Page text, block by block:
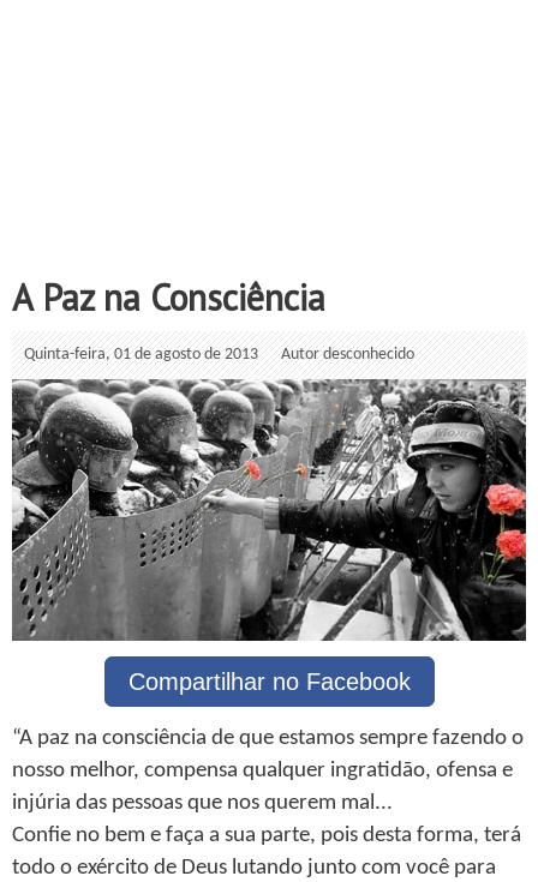
A Paz na Consciência
Quinta-feira, 01 de agosto de 2013 Autor desconhecido
Compartilhar no Facebook
“A paz na consciência de que estamos sempre fazendo o
nosso melhor, compensa qualquer ingratidão, ofensa e
injúria das pessoas que nos querem mal...
Confie no bem e faça a sua parte, pois desta forma, terá
todo o exército de Deus lutando junto com você para